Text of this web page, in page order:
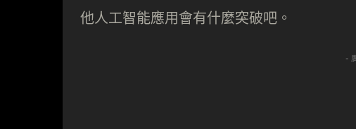
他人工智能應用會有什麼突破吧。
-